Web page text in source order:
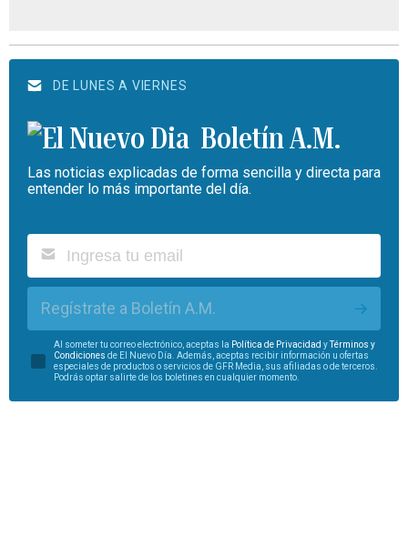
DE LUNES A VIERNES
Boletín A.M.
Las noticias explicadas de forma sencilla y directa para
entender lo más importante del día.
Regístrate a Boletín A.M.
Al someter tu correo electrónico, aceptas la Política de Privacidad yTérminos y
Condiciones de El Nuevo Día. Además, aceptas recibir información u ofertas
especiales de productos o servicios de GFR Media, sus afiliadas o de terceros.
Podrás optar salirte de los boletines en cualquier momento.